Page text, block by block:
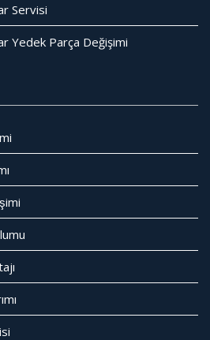
Servisi
Yedek Parça Değişimi